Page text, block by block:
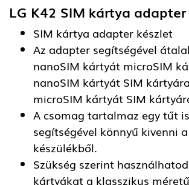
LG K42 SIM kártya adapter
SIM kártya adapter készlet
Az adapter segítségével
nanoSIM kártyát microSIM
nanoSIM kártyát SIM
microSIM kártyát SIM
A csomag tartalmaz egy tűt
segítségével könnyű kivenni
készülékből.
Szükség szerint
kártyákat a klasszikus